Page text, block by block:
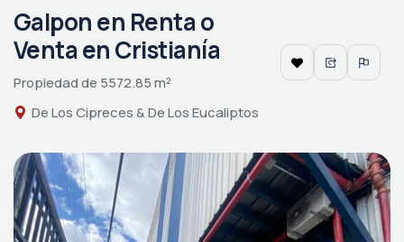
Galpon en Renta o
Venta en Cristianía
Propiedad de 5572.85 m²
De Los Cipreces & De Los Eucaliptos